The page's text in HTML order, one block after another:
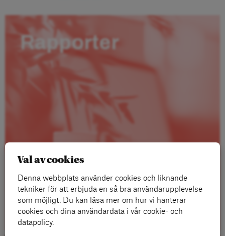
Rapporter
Läs mer
Val av cookies
Denna webbplats använder cookies och liknande
tekniker för att erbjuda en så bra användarupplevelse
som möjligt. Du kan läsa mer om hur vi hanterar
cookies och dina användardata i vår cookie- och
datapolicy.